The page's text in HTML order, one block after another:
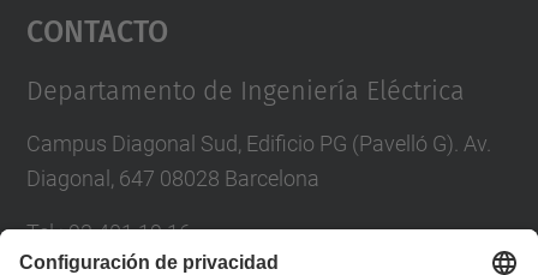
powered by
Contacto
Departamento de Ingeniería Eléctrica
Campus Diagonal Sud, Edificio PG (Pavelló G). Av.
Diagonal, 647 08028 Barcelona
Tel.:93 401 19 16